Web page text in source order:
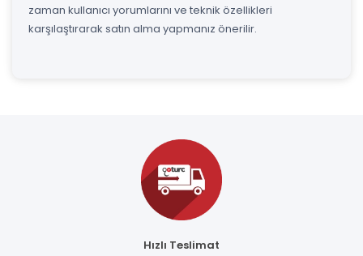
zaman kullanıcı yorumlarını ve teknik özellikleri
karşılaştırarak satın alma yapmanız önerilir.
Hızlı Teslimat